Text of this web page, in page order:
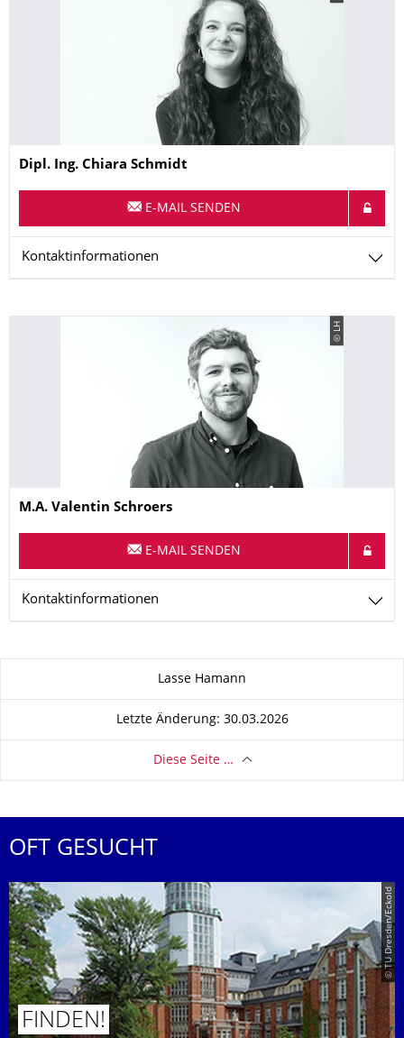
Name
Dipl. Ing. Chiara Schmidt
E-MAIL SENDEN
Kontaktinformationen
© LH
Name
M.A. Valentin Schroers
E-MAIL SENDEN
Kontaktinformationen
Lasse Hamann
Letzte Änderung: 30.03.2026
Diese Seite …
OFT GESUCHT
© TU Dresden/Eckold
FINDEN!